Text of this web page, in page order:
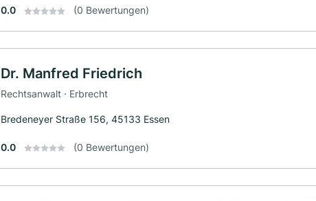
0.0 (0 Bewertungen)
Dr. Manfred Friedrich
Rechtsanwalt · Erbrecht
Bredeneyer Straße 156, 45133 Essen
0.0 (0 Bewertungen)